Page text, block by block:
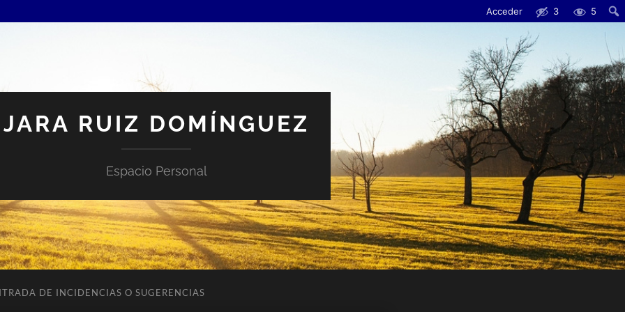
Acceder 3
5
JARA RUIZ DOMÍNGUEZ
Espacio Personal
DE INCIDENCIAS O SUGERENCIAS